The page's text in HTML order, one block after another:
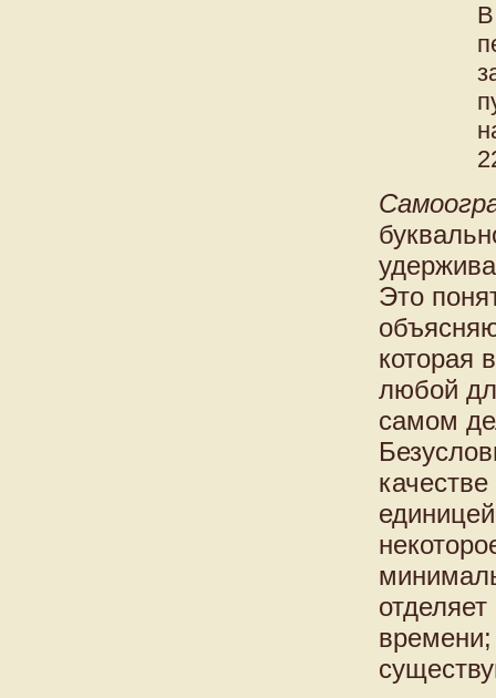
В
Это
которая
любой
самом
времени;